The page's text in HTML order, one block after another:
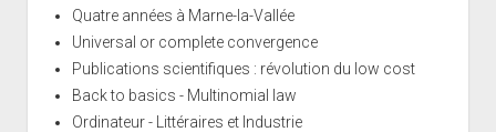
Quatre années à Marne-la-Vallée
Universal or complete convergence
Publications scientifiques : révolution du low cost
Back to basics - Multinomial law
Ordinateur - Littéraires et Industrie